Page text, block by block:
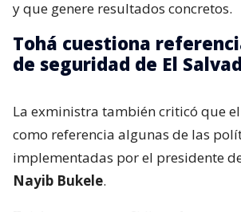
y que genere resultados concretos.
Tohá cuestiona
de seguridad de El
La exministra también criticó que
como referencia algunas de las
implementadas por el presidente
Nayib Bukele.